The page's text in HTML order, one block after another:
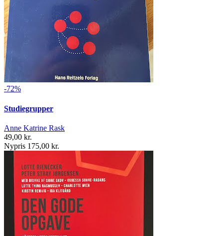
-72%
Studiegrupper
Anne Katrine Rask
49,00 kr.
Nypris 175,00 kr.